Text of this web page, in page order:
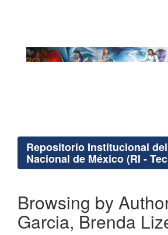
Repositorio Institucional
Nacional de México (RI -
Browsing by
Garcia, Brenda